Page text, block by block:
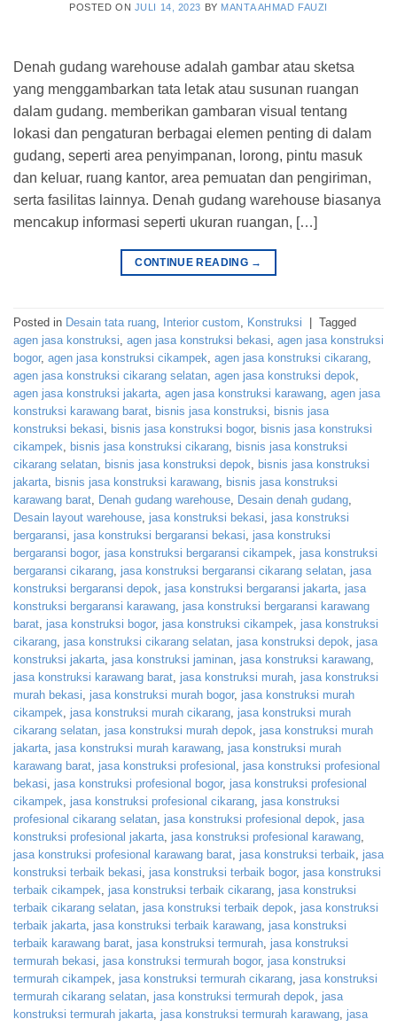
POSTED ON JULI 14, 2023 BY MANTA AHMAD FAUZI
Denah gudang warehouse adalah gambar atau sketsa
yang menggambarkan tata letak atau susunan ruangan
dalam gudang. memberikan gambaran visual tentang
lokasi dan pengaturan berbagai elemen penting di dalam
gudang, seperti area penyimpanan, lorong, pintu masuk
dan keluar, ruang kantor, area pemuatan dan pengiriman,
serta fasilitas lainnya. Denah gudang warehouse biasanya
mencakup informasi seperti ukuran ruangan, […]
CONTINUE READING →
Posted in Desain tata ruang Interior custom Konstruksi
Tagged
agen jasa konstruksi agen jasa konstruksi bekasi agen jasa konstruksi
bogor, agen jasa konstruksi cikampek agen jasa konstruksi cikarang
agen jasa konstruksi cikarang selatan agen jasa konstruksi depok
agen jasa konstruksi jakarta agen jasa konstruksi karawang agen jasa
konstruksi karawang barat
bisnis jasa konstruksi
bisnis jasa
konstruksi bekasi
bisnis jasa konstruksi bogor, bisnis jasa konstruksi
cikampek
bisnis jasa konstruksi cikarang
bisnis jasa konstruksi
cikarang selatan
bisnis jasa konstruksi depok
bisnis jasa konstruksi
jakarta
bisnis jasa konstruksi karawang
bisnis jasa konstruksi
karawang barat
Denah gudang warehouse Desain denah gudang
Desain layout warehouse jasa konstruksi bekasi
jasa konstruksi
bergaransi
jasa konstruksi bergaransi bekasi
jasa konstruksi
bergaransi bogor, jasa konstruksi bergaransi cikampek
jasa konstruksi
bergaransi cikarang jasa konstruksi bergaransi cikarang selatan jasa
konstruksi bergaransi depok
jasa konstruksi bergaransi jakarta jasa
konstruksi bergaransi karawang jasa konstruksi bergaransi karawang
barat jasa konstruksi bogor, jasa konstruksi cikampek
jasa konstruksi
cikarang jasa konstruksi cikarang selatan jasa konstruksi depok
jasa
konstruksi jakarta jasa konstruksi jaminan jasa konstruksi karawang
jasa konstruksi karawang barat jasa konstruksi murah jasa konstruksi
murah bekasi
jasa konstruksi murah bogor, jasa konstruksi murah
cikampek
jasa konstruksi murah cikarang jasa konstruksi murah
cikarang selatan jasa konstruksi murah depok
jasa konstruksi murah
jakarta jasa konstruksi murah karawang jasa konstruksi murah
karawang barat jasa konstruksi profesional
jasa konstruksi profesional
bekasi
jasa konstruksi profesional bogor, jasa konstruksi profesional
cikampek
jasa konstruksi profesional cikarang jasa konstruksi
profesional cikarang selatan jasa konstruksi profesional depok
jasa
konstruksi profesional jakarta jasa konstruksi profesional karawang
jasa konstruksi profesional karawang barat jasa konstruksi terbaik
jasa
konstruksi terbaik bekasi
jasa konstruksi terbaik bogor, jasa konstruksi
terbaik cikampek
jasa konstruksi terbaik cikarang jasa konstruksi
terbaik cikarang selatan jasa konstruksi terbaik depok
jasa konstruksi
terbaik jakarta jasa konstruksi terbaik karawang jasa konstruksi
terbaik karawang barat jasa konstruksi termurah jasa konstruksi
termurah bekasi
jasa konstruksi termurah bogor, jasa konstruksi
termurah cikampek
jasa konstruksi termurah cikarang jasa konstruksi
termurah cikarang selatan jasa konstruksi termurah depok
jasa
konstruksi termurah jakarta jasa konstruksi termurah karawang jasa